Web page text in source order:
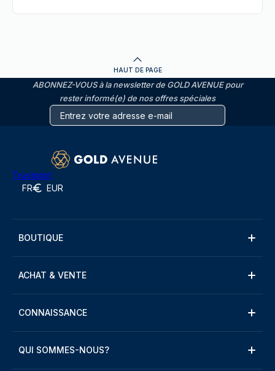
HAUT DE PAGE
ABONNEZ-VOUS à la newsletter de GOLD AVENUE pour
rester informé(e) de nos offres spéciales
Trustpilot
FR EUR
BOUTIQUE
ACHAT & VENTE
CONNAISSANCE
QUI SOMMES-NOUS?